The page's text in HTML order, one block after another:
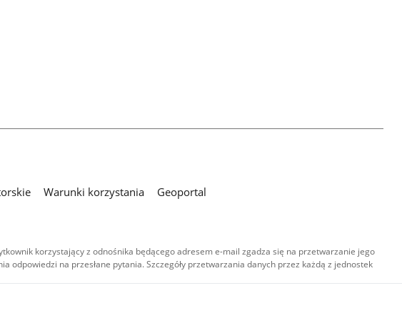
Warunki korzystania
Geoportal
korzystający z odnośnika będącego adresem e-mail zgadza się na przetwarzanie jego
na przesłane pytania. Szczegóły przetwarzania danych przez każdą z jednostek
są
samych